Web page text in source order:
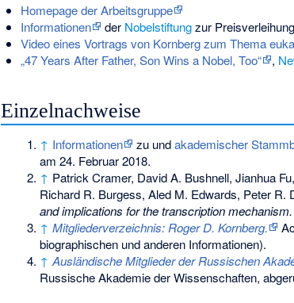
Homepage der Arbeitsgruppe
Informationen
der Nobelstiftungzur
Video eines Vortrags von Kornberg zum Thema
„47 Years After Father, Son Wins a Nobel, Too“
,
Einzelnachweise
↑ Informationen zu undakademischer
am 24. Februar 2018.
↑ Patrick Cramer, David A. Bushnell, Jianhua
Richard R. Burgess, Aled M. Edwards, Peter R.
and implications for the transcription mechanism.
↑ Mitgliederverzeichnis: Roger D. Kornberg.
biographischen und anderen Informationen).
↑ Ausländische Mitglieder der Russischen
Russische Akademie der Wissenschaften,